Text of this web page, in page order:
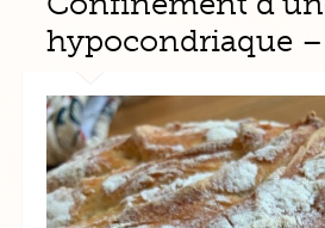
hypocondriaque –